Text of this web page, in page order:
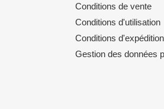
Conditions de vente
Conditions d'utilisation
Conditions d'expédition
Gestion des données